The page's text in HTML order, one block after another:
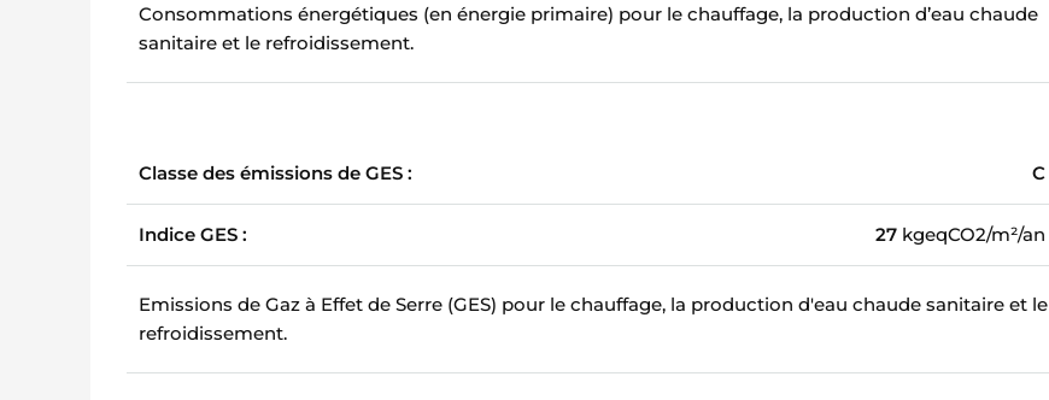
Consommations énergétiques (en énergie primaire) pour le chauffage, la production d’eau chaude
sanitaire et le refroidissement.
Classe des émissions de GES : C
Indice GES : 27 kgeqCO2/m²/an
Emissions de Gaz à Effet de Serre (GES) pour le chauffage, la production d'eau chaude sanitaire et le
refroidissement.